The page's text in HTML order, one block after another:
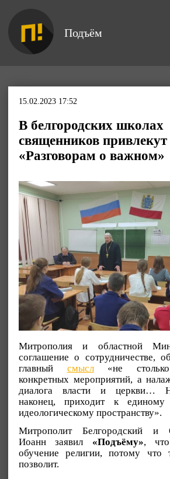
Подъём
15.02.2023 17:52
В белгородских школах
священников привлекут
«Разговорам о важном»
Митрополия и областной
соглашение о сотрудничестве,
главный смысл«не столько
конкретных мероприятий, а
диалога власти и церкви…
наконец, приходит к единому
идеологическому пространству».
Митрополит Белгородский и
Иоанн заявил «Подъёму»,
обучение религии, потому что
позволит.